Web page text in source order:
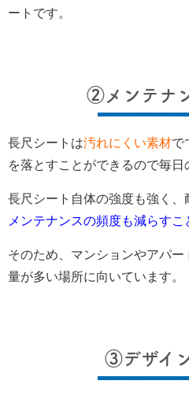
ートです。
②メンテナ
長尺シートは汚れにくい素材で
を落とすことができるので毎日
長尺シート自体の強度も強く
メンテナンスの頻度も減らすこ
そのため、マンションやアパ
量が多い場所に向いています。
③デザイ